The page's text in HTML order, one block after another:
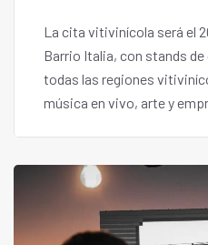
La cita vitivinícola será el
Barrio Italia, con stands
todas las regiones
música en vivo, arte y